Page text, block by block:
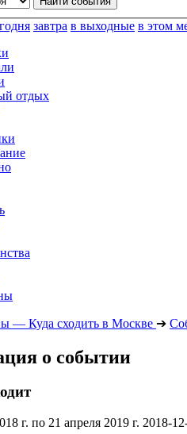
завтра в выходные в этом
отдых
— Куда сходить в Москве ➔
о событии
г. по 21 апреля 2019 г. 2018-